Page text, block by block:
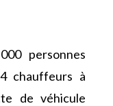
personnes
chauffeurs à
de véhicule